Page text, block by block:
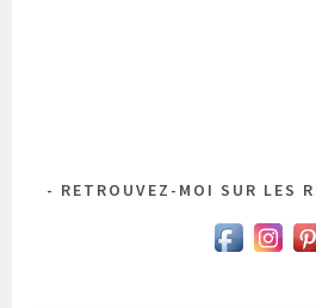
RETROUVEZ-MOI SUR LES